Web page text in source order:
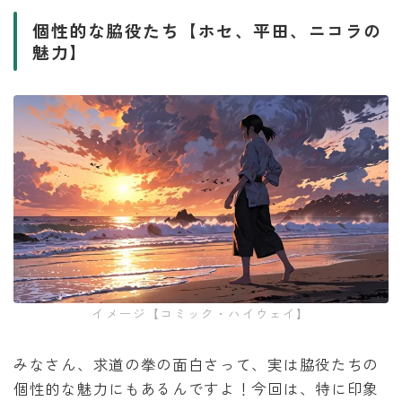
個性的な脇役たち【ホセ、平田、ニコラの
魅力】
イメージ【コミック・ハイウェイ】
みなさん、求道の拳の面白さって、実は脇役たちの
個性的な魅力にもあるんですよ！今回は、特に印象